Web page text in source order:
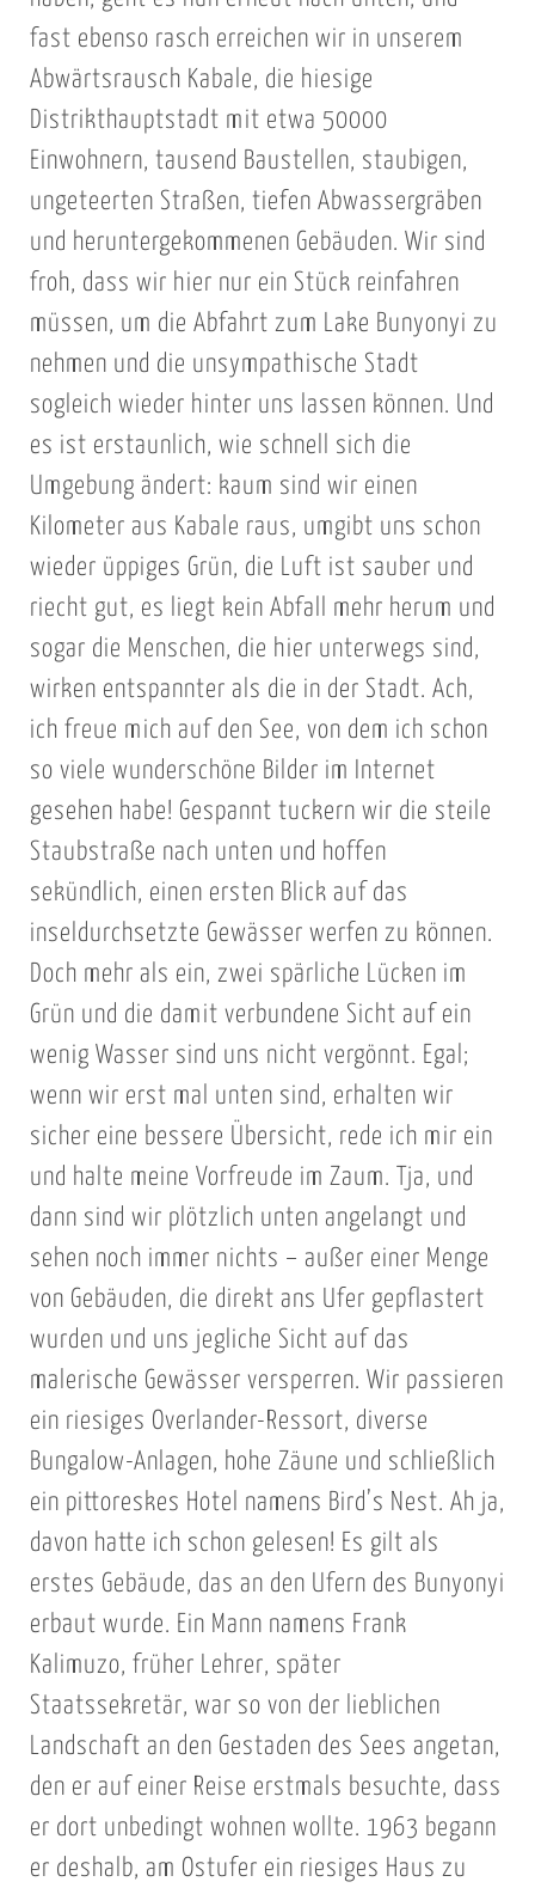
fast ebenso rasch erreichen wir in unserem
Abwärtsrausch Kabale, die hiesige
Distrikthauptstadt mit etwa 50000
Einwohnern, tausend Baustellen, staubigen,
ungeteerten Straßen, tiefen Abwassergräben
und heruntergekommenen Gebäuden. Wir sind
froh, dass wir hier nur ein Stück reinfahren
müssen, um die Abfahrt zum Lake Bunyonyi zu
nehmen und die unsympathische Stadt
sogleich wieder hinter uns lassen können. Und
es ist erstaunlich, wie schnell sich die
Umgebung ändert: kaum sind wir einen
Kilometer aus Kabale raus, umgibt uns schon
wieder üppiges Grün, die Luft ist sauber und
riecht gut, es liegt kein Abfall mehr herum und
sogar die Menschen, die hier unterwegs sind,
wirken entspannter als die in der Stadt. Ach,
ich freue mich auf den See, von dem ich schon
so viele wunderschöne Bilder im Internet
gesehen habe! Gespannt tuckern wir die steile
Staubstraße nach unten und hoffen
sekündlich, einen ersten Blick auf das
inseldurchsetzte Gewässer werfen zu können.
Doch mehr als ein, zwei spärliche Lücken im
Grün und die damit verbundene Sicht auf ein
wenig Wasser sind uns nicht vergönnt. Egal;
wenn wir erst mal unten sind, erhalten wir
sicher eine bessere Übersicht, rede ich mir ein
und halte meine Vorfreude im Zaum. Tja, und
dann sind wir plötzlich unten angelangt und
sehen noch immer nichts – außer einer Menge
von Gebäuden, die direkt ans Ufer gepflastert
wurden und uns jegliche Sicht auf das
malerische Gewässer versperren. Wir passieren
ein riesiges Overlander-Ressort, diverse
Bungalow-Anlagen, hohe Zäune und schließlich
ein pittoreskes Hotel namens Bird’s Nest. Ah ja,
davon hatte ich schon gelesen! Es gilt als
erstes Gebäude, das an den Ufern des Bunyonyi
erbaut wurde. Ein Mann namens Frank
Kalimuzo, früher Lehrer, später
Staatssekretär, war so von der lieblichen
Landschaft an den Gestaden des Sees angetan,
den er auf einer Reise erstmals besuchte, dass
er dort unbedingt wohnen wollte. 1963 begann
er deshalb, am Ostufer ein riesiges Haus zu